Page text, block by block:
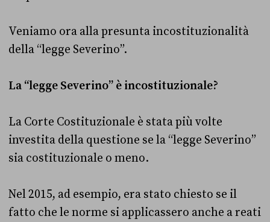
Veniamo ora alla presunta incostituzionalità
della “legge Severino”.
La “legge Severino” è incostituzionale?
La Corte Costituzionale è stata più volte
investita della questione se la “legge Severino”
sia costituzionale o meno.
Nel 2015, ad esempio, era stato chiesto se il
fatto che le norme si applicassero anche a reati